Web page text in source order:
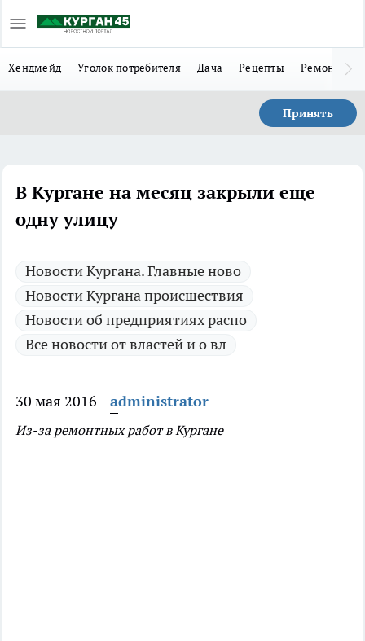
Хендмейд Уголок потребителя Дача Рецепты Ремонт
Принять
В Кургане на месяц закрыли еще
одну улицу
Новости Кургана. Главные ново
Новости Кургана происшествия
Новости об предприятиях распо
Все новости от властей и о вл
30 мая 2016 administrator
Из-за ремонтных работ в Кургане